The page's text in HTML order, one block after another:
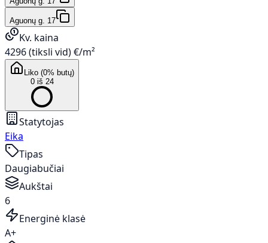
Aguonų g. 17
Kv. kaina
4296 (tiksli vid) €/m²
Liko (0% butų)
0 iš 24
Statytojas
Eika
Tipas
Daugiabučiai
Aukštai
6
Energinė klasė
A+